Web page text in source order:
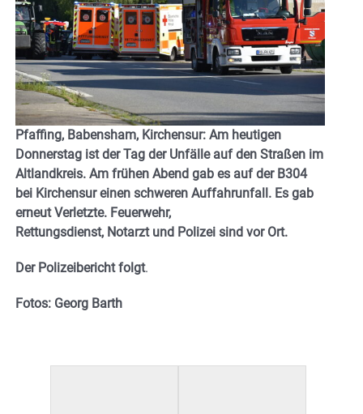
Pfaffing, Babensham, Kirchensur: Am heutigen
Donnerstag ist der Tag der Unfälle auf den Straßen im
Altlandkreis. Am frühen Abend gab es auf der B304
bei Kirchensur einen schweren Auffahrunfall. Es gab
erneut Verletzte. Feuerwehr,
Rettungsdienst, Notarzt und Polizei sind vor Ort.
Der Polizeibericht folgt.
Fotos: Georg Barth